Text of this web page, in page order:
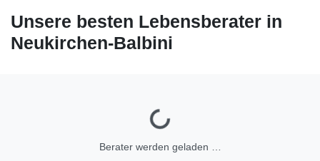
Unsere besten Lebensberater in
Neukirchen-Balbini
Berater werden geladen …